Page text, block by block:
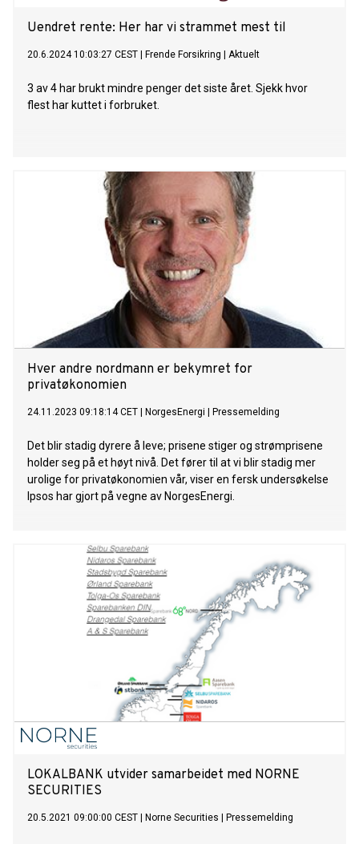
Uendret rente: Her har vi strammet mest til
20.6.2024 10:03:27 CEST Frende Forsikring Aktuelt
3 av 4 har brukt mindre penger det siste året. Sjekk hvor
flest har kuttet i forbruket.
Hver andre nordmann er bekymret for
privatøkonomien
24.11.2023 09:18:14 CET NorgesEnergi Pressemelding
Det blir stadig dyrere å leve; prisene stiger og strømprisene
holder seg på et høyt nivå. Det fører til at vi blir stadig mer
urolige for privatøkonomien vår, viser en fersk undersøkelse
Ipsos har gjort på vegne av NorgesEnergi.
LOKALBANK utvider samarbeidet med NORNE
SECURITIES
20.5.2021 09:00:00 CEST Norne Securities Pressemelding